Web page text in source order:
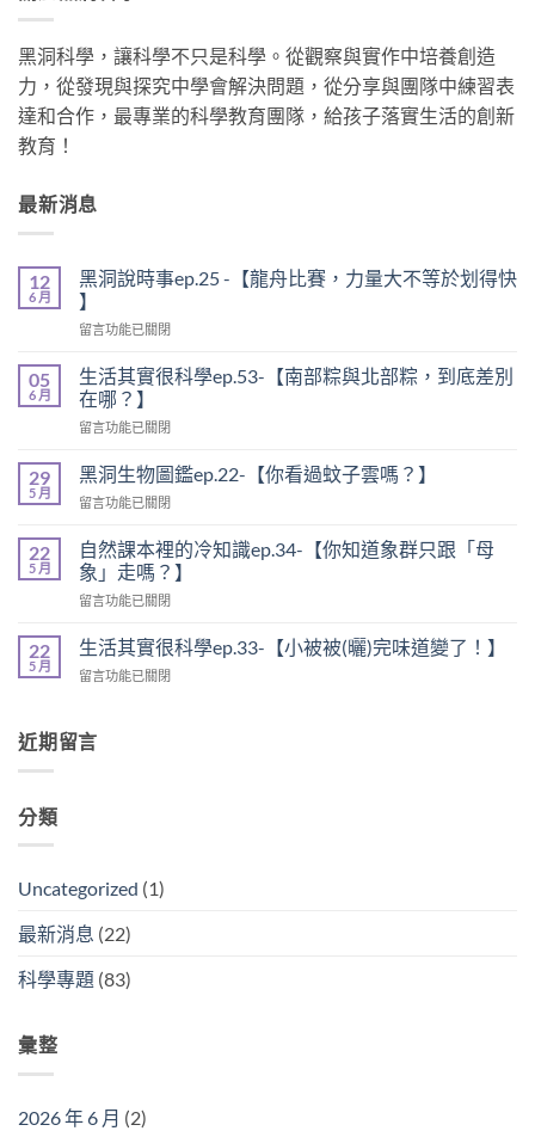
黑洞科學，讓科學不只是科學。從觀察與實作中培養創造
力，從發現與探究中學會解決問題，從分享與團隊中練習表
達和合作，最專業的科學教育團隊，給孩子落實生活的創新
教育！
最新消息
12
6 月
黑洞說時事ep.25 -【龍舟比賽，力量大不等於划得快
】
留言功能已關閉
05
6 月
生活其實很科學ep.53-【南部粽與北部粽，到底差別
在哪？】
留言功能已關閉
29
5 月
黑洞生物圖鑑ep.22-【你看過蚊子雲嗎？】
留言功能已關閉
22
5 月
自然課本裡的冷知識ep.34-【你知道象群只跟「母
象」走嗎？】
留言功能已關閉
22
5 月
生活其實很科學ep.33-【小被被(曬)完味道變了！】
留言功能已關閉
近期留言
分類
Uncategorized (1)
最新消息 (22)
科學專題 (83)
彙整
2026 年 6 月 (2)